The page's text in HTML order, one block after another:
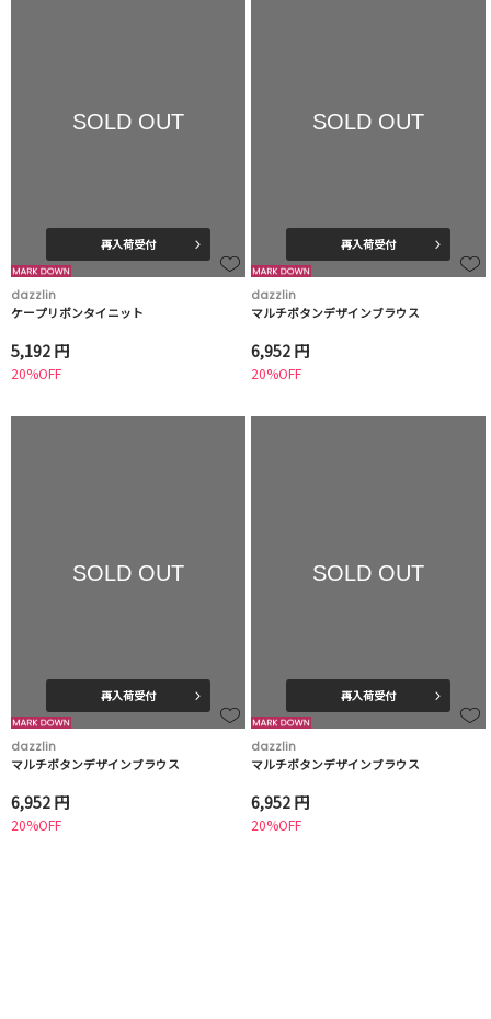
SOLD OUT
再入荷受付
dazzlin
ケープリボンタイニット
5,192 円
20%OFF
SOLD OUT
再入荷受付
dazzlin
マルチボタンデザインブラウス
6,952 円
20%OFF
SOLD OUT
再入荷受付
dazzlin
マルチボタンデザインブラウス
6,952 円
20%OFF
SOLD OUT
再入荷受付
dazzlin
マルチボタンデザインブラウス
6,952 円
20%OFF